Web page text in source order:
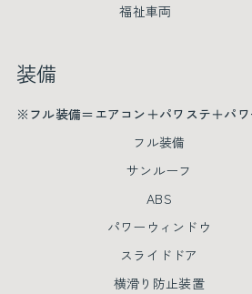
福祉車両
装備
※フル装備＝エアコン＋パワステ＋パ
フル装備
サンルーフ
ABS
パワーウィンドウ
スライドドア
横滑り防止装置